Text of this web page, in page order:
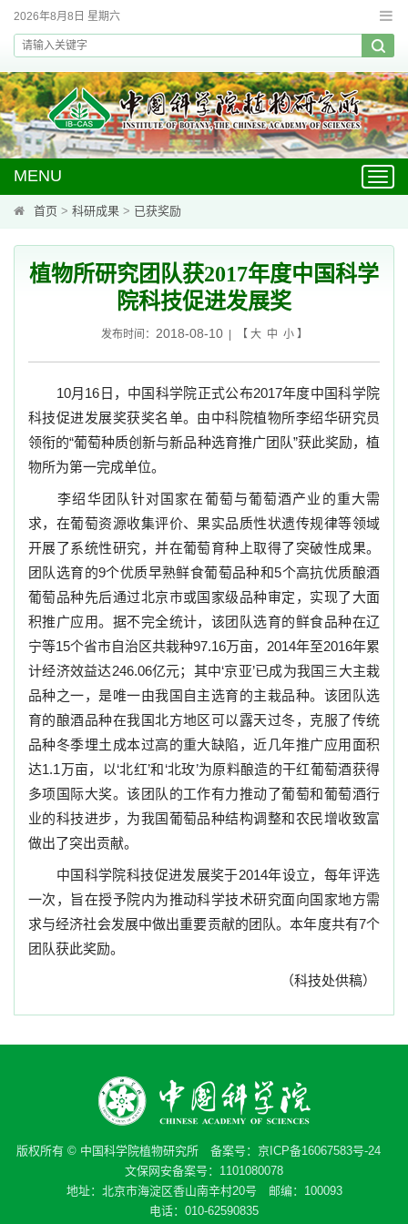
2026年8月8日 星期六
MENU
首页 > 科研成果 > 已获奖励
植物所研究团队获2017年度中国科学
院科技促进发展奖
发布时间： 2018-08-10| 【 大 中 小】
10月 16 日，中国科学院正式公布2017年度中国科学院
科技促进发展奖获奖名单。由中科院植物所李绍华研究员
领衔的“葡萄种质创新与新品种选育推广团队”获此奖励，植
物所为第一完成单位。
李绍华团队针对国家在葡萄与葡萄酒产业的重大需
求，在葡萄资源收集评价、果实品质性状遗传规律等领域
开展了系统性研究，并在葡萄育种上取得了突破性成果。
团队选育的9个优质早熟鲜食葡萄品种和5个高抗优质酿酒
葡萄品种先后通过北京市或国家级品种审定，实现了大面
积推广应用。据不完全统计，该团队选育的鲜食品种在辽
宁等15个省市自治区共栽种97.16万亩， 2014年至2016年累
计经济效益达246.06亿元；其中‘京亚’已成为我国三大主栽
品种之一，是唯一由我国自主选育的主栽品种。该团队选
育的酿酒品种在我国北方地区可以露天过冬，克服了传统
品种冬季埋土成本过高的重大缺陷，近几年推广应用面积
达1.1万亩，以‘北红’和‘北玫’为原料酿造的干红葡萄酒获得
多项国际大奖。该团队的工作有力推动了葡萄和葡萄酒行
业的科技进步，为我国葡萄品种结构调整和农民增收致富
做出了突出贡献。
中国科学院科技促进发展奖于2014年设立，每年评选
一次，旨在授予院内为推动科学技术研究面向国家地方需
求与经济社会发展中做出重要贡献的团队。本年度共有7个
团队获此奖励。
（科技处供稿）
版权所有 © 中国科学院植物研究所 备案号： 京ICP备16067583号-24
文保网安备案号：1101080078
地址：北京市海淀区香山南辛村20号 邮编：100093
电话：010-62590835